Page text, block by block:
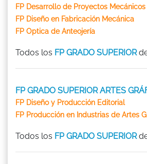
FP Desarrollo de Proyectos Mecánicos
FP Diseño en Fabricación Mecánica
FP Optica de Anteojería
Todos los FP GRADO SUPERIOR
FP GRADO SUPERIOR ARTES
FP Diseño y Producción Editorial
FP Producción en Industrias de Artes
Todos los FP GRADO SUPERIOR